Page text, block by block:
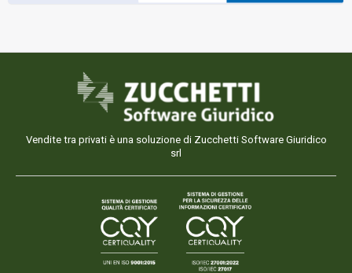
Vendite tra privati è una soluzione di Zucchetti Software Giuridico
srl